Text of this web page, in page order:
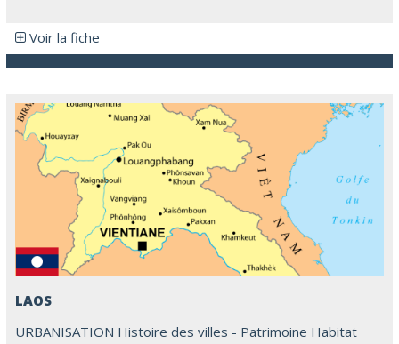
Voir la fiche
LAOS
URBANISATION Histoire des villes - Patrimoine Habitat